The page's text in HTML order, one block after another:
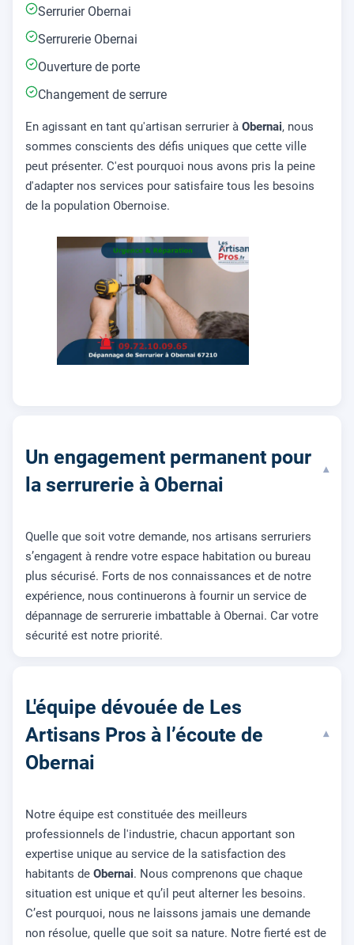
Serrurier Obernai
Serrurerie Obernai
Ouverture de porte
Changement de serrure
En agissant en tant qu'artisan serrurier à Obernai, nous
sommes conscients des défis uniques que cette ville
peut présenter. C'est pourquoi nous avons pris la peine
d'adapter nos services pour satisfaire tous les besoins
de la population Obernoise.
Un engagement permanent pour
la serrurerie à Obernai
▾
Quelle que soit votre demande, nos artisans serruriers
s’engagent à rendre votre espace habitation ou bureau
plus sécurisé. Forts de nos connaissances et de notre
expérience, nous continuerons à fournir un service de
dépannage de serrurerie imbattable à Obernai. Car votre
sécurité est notre priorité.
L'équipe dévouée de Les
Artisans Pros à l’écoute de
Obernai
▾
Notre équipe est constituée des meilleurs
professionnels de l'industrie, chacun apportant son
expertise unique au service de la satisfaction des
habitants de Obernai. Nous comprenons que chaque
situation est unique et qu’il peut alterner les besoins.
C’est pourquoi, nous ne laissons jamais une demande
non résolue, quelle que soit sa nature. Notre fierté est de